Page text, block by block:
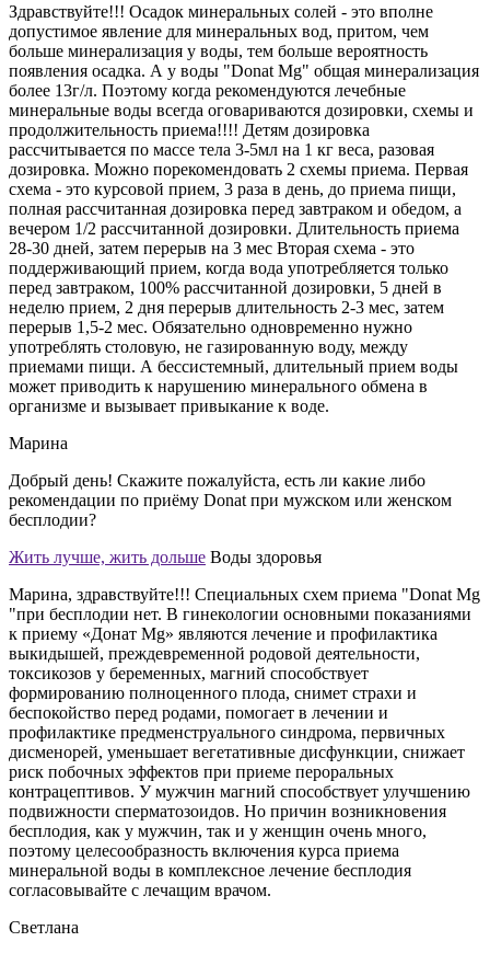
Здравствуйте!!! Осадок минеральных солей - это вполне
допустимое явление для минеральных вод, притом, чем
больше минерализация у воды, тем больше вероятность
появления осадка. А у воды "Donat Mg" общая минерализация
более 13г/л. Поэтому когда рекомендуются лечебные
минеральные воды всегда оговариваются дозировки, схемы и
продолжительность приема!!!! Детям дозировка
рассчитывается по массе тела 3-5мл на 1 кг веса, разовая
дозировка. Можно порекомендовать 2 схемы приема. Первая
схема - это курсовой прием, 3 раза в день, до приема пищи,
полная рассчитанная дозировка перед завтраком и обедом, а
вечером 1/2 рассчитанной дозировки. Длительность приема
28-30 дней, затем перерыв на 3 мес Вторая схема - это
поддерживающий прием, когда вода употребляется только
перед завтраком, 100% рассчитанной дозировки, 5 дней в
неделю прием, 2 дня перерыв длительность 2-3 мес, затем
перерыв 1,5-2 мес. Обязательно одновременно нужно
употреблять столовую, не газированную воду, между
приемами пищи. А бессистемный, длительный прием воды
может приводить к нарушению минерального обмена в
организме и вызывает привыкание к воде.
Марина
Добрый день! Скажите пожалуйста, есть ли какие либо
рекомендации по приёму Donat при мужском или женском
бесплодии?
Жить лучше, жить дольше Воды здоровья
Марина, здравствуйте!!! Специальных схем приема "Donat Mg
"при бесплодии нет. В гинекологии основными показаниями
к приему «Донат Мg» являются лечение и профилактика
выкидышей, преждевременной родовой деятельности,
токсикозов у беременных, магний способствует
формированию полноценного плода, снимет страхи и
беспокойство перед родами, помогает в лечении и
профилактике предменструального синдрома, первичных
дисменорей, уменьшает вегетативные дисфункции, снижает
риск побочных эффектов при приеме пероральных
контрацептивов. У мужчин магний способствует улучшению
подвижности сперматозоидов. Но причин возникновения
бесплодия, как у мужчин, так и у женщин очень много,
поэтому целесообразность включения курса приема
минеральной воды в комплексное лечение бесплодия
согласовывайте с лечащим врачом.
Светлана